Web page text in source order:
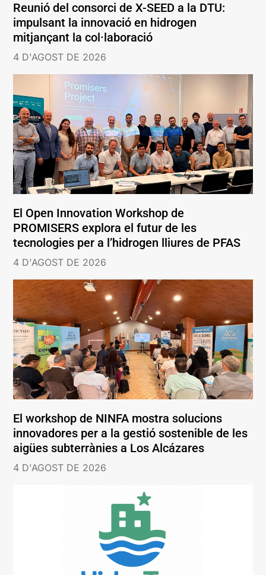
Reunió del consorci de X-SEED a la DTU:
impulsant la innovació en hidrogen
mitjançant la col·laboració
4 D'AGOST DE 2026
El Open Innovation Workshop de
PROMISERS explora el futur de les
tecnologies per a l’hidrogen lliures de PFAS
4 D'AGOST DE 2026
El workshop de NINFA mostra solucions
innovadores per a la gestió sostenible de les
aigües subterrànies a Los Alcázares
4 D'AGOST DE 2026